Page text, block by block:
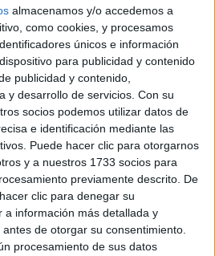
almacenamos y/o accedemos a
como cookies, y procesamos
únicos e información
para publicidad y contenido
publicidad y contenido,
y desarrollo de servicios. Con su
socios podemos utilizar datos de
e identificación mediante las
Puede hacer clic para otorgarnos
y a nuestros 1733 socios para
previamente descrito. De
clic para denegar su
a información más detallada y
de otorgar su consentimiento.
procesamiento de sus datos
a lucir transparencias sin ropa
otra prenda es opción, así como
que tenga transparencias sólo
Leroy Beaulieusumó
y un minibolso negro.
y el pelo alisado. En cuanto al
ultra marcada y los labios